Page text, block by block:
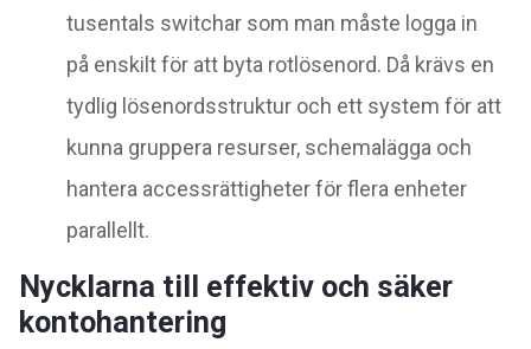
tusentals switchar som man måste logga in
på enskilt för att byta rotlösenord. Då krävs en
tydlig lösenordsstruktur och ett system för att
kunna gruppera resurser, schemalägga och
hantera accessrättigheter för flera enheter
parallellt.
Nycklarna till effektiv och säker
kontohantering